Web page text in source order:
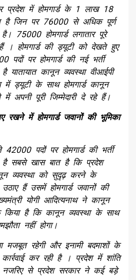
प्रदेश में होमगार्ड के 1 लाख 18
है जिन पर 76000 से अधिक पूर्ण
75000 होमगार्ड लगातार पूरे
। होमगार्ड की ड्यूटी को देखते हुए
पदों पर होमगार्ड की नई भर्ती
कानून व्यवस्था वीआईपी
में ड्यूटी के साथ होमगार्ड कानून
अपनी पूरी जिम्मेदारी दे रहे हैं।
रखने में होमगार्ड जवानों की भूमिका
पदों पर होमगार्ड की भर्ती
सबसे खास बात है कि प्रदेश
व्यवस्था को सुदृढ़ करने के
हैं उसमें होमगार्ड जवानों की
योगी आदित्यनाथ ने कानून
किया है कि कानून व्यवस्था के साथ
नहीं होगा।
मजबूत रहेगी और इनामी बदमाशों के
कर रही है । प्रदेश में शांति
नजरिए से प्रदेश सरकार ने कई बड़े